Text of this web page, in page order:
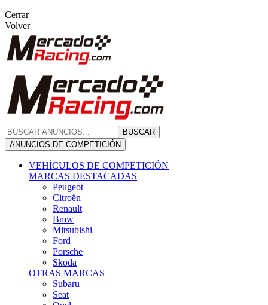
Cerrar
Volver
BUSCAR
ANUNCIOS DE COMPETICIÓN
VEHÍCULOS DE COMPETICIÓN
MARCAS DESTACADAS
Peugeot
Citroën
Renault
Bmw
Mitsubishi
Ford
Porsche
Skoda
OTRAS MARCAS
Subaru
Seat